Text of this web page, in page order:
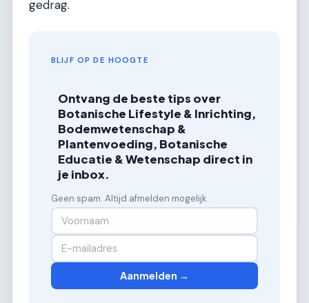
gedrag.
BLIJF OP DE HOOGTE
Ontvang de beste tips over
Botanische Lifestyle & Inrichting,
Bodemwetenschap &
Plantenvoeding, Botanische
Educatie & Wetenschap direct in
je inbox.
Geen spam. Altijd afmelden mogelijk.
Aanmelden →